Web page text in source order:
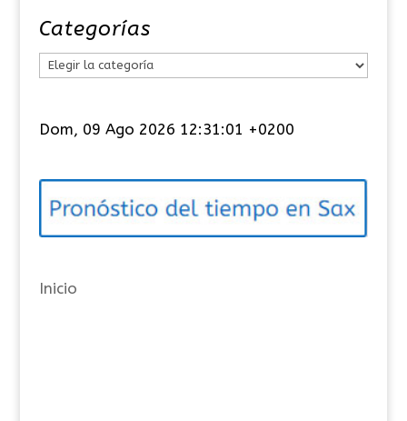
Categorías
e
o
í
s
Dom, 09 Ago 2026 12:31:01 +0200
Inicio